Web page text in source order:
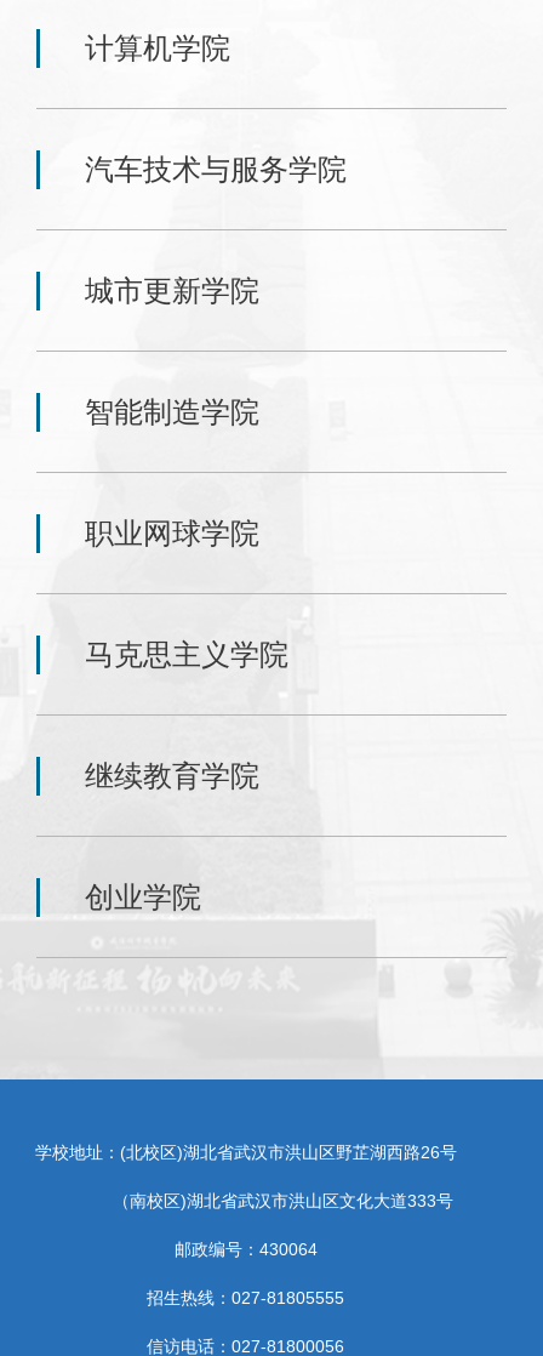
计算机学院
汽车技术与服务学院
城市更新学院
智能制造学院
职业网球学院
马克思主义学院
继续教育学院
创业学院
学校地址：(北校区)湖北省武汉市洪山区野芷湖西路26号
（南校区)湖北省武汉市洪山区文化大道333号
邮政编号：430064
招生热线：027-81805555
信访电话：027-81800056